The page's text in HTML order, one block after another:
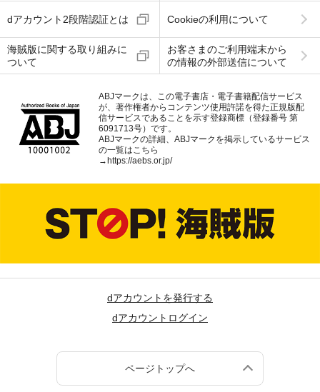
dアカウント2段階認証とは Cookieの利用について
海賊版に関する取り組みに
ついて
お客さまのご利用端末から
の情報の外部送信について
ABJマークは、この電子書店・電子書籍配信サービス
が、著作権者からコンテンツ使用許諾を得た正規版配
信サービスであることを示す登録商標（登録番号 第
6091713号）です。
ABJマークの詳細、ABJマークを掲示しているサービス
の一覧はこちら
→https://aebs.or.jp/
dアカウントを発行する
dアカウントログイン
ページトップへ